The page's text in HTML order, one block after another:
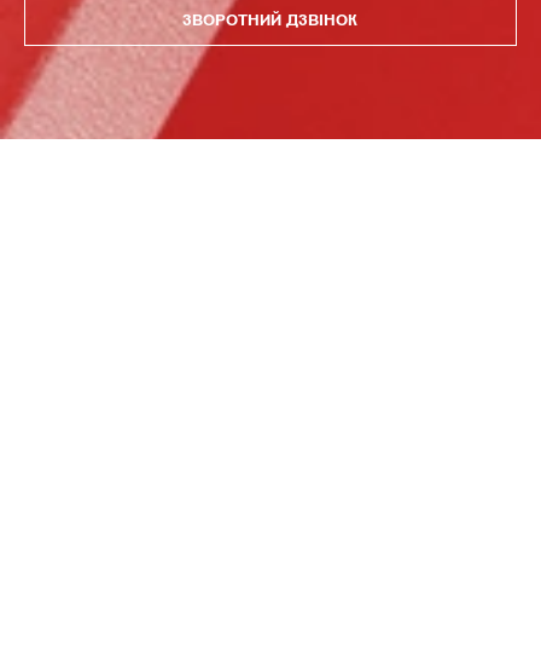
ЗВОРОТНИЙ ДЗВІНОК